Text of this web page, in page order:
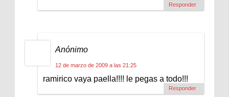
Responder
Anónimo
12 de marzo de 2009 a las 21:25
ramirico vaya paella!!!! le pegas a todo!!!
Responder